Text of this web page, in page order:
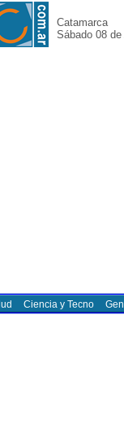
Catamarca
Sábado 08
Ciencia y Tecno